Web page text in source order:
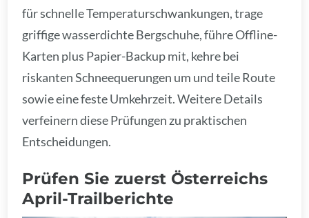
für schnelle Temperaturschwankungen, trage
griffige wasserdichte Bergschuhe, führe Offline-
Karten plus Papier-Backup mit, kehre bei
riskanten Schneequerungen um und teile Route
sowie eine feste Umkehrzeit. Weitere Details
verfeinern diese Prüfungen zu praktischen
Entscheidungen.
Prüfen Sie zuerst Österreichs
April-Trailberichte